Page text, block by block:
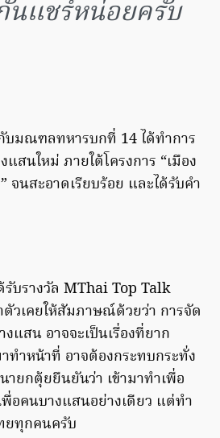
นแชร์หน่อยครับ
บมณฑลทหารบกที่ 14 ได้ทำการ
สนใหม่ ภายใต้โครงการ “เมือง
จนสะอาดเรียบร้อย และได้รับคำ
บรางวัล MThai Top Talk
วเคยให้สัมภาษณ์ด้วยว่า การจัด
แสน อาจจะเป็นเรื่องที่ยาก
ทำหน้าที่ อาจต้องกระทบกระทั่ง
ยกตุ้ยยืนยันว่า เข้ามาทำเพื่อ
อคนบางแสนอย่างเดียว แต่ทำ
ยทุกคนครับ